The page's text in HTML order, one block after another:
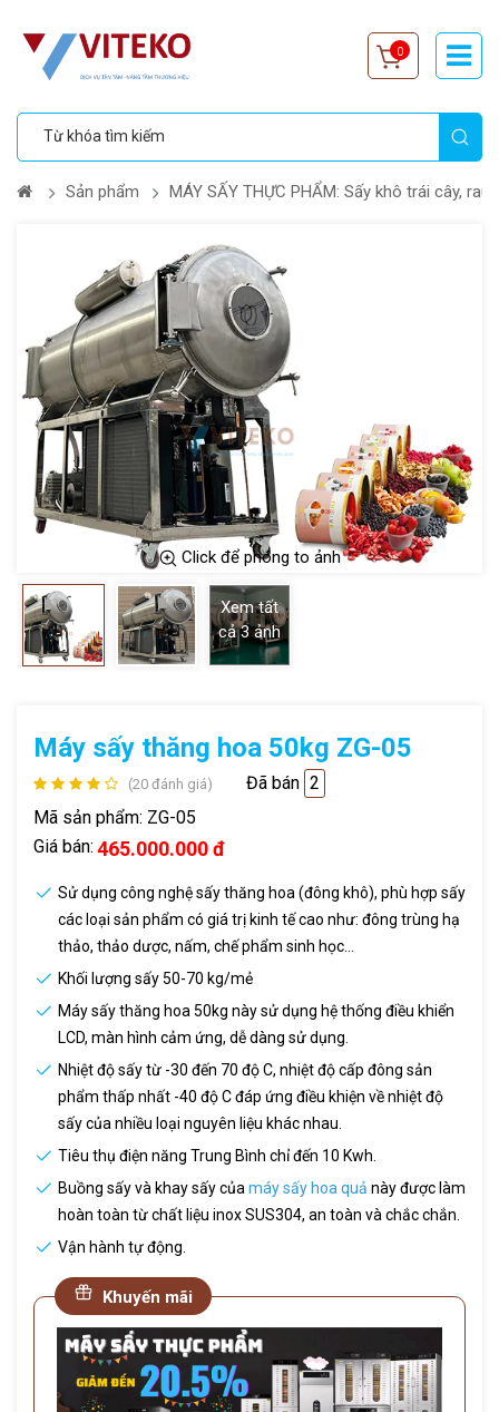
0
Sản phẩm MÁY SẤY THỰC PHẨM: Sấy khô trái cây, rau
Click để phóng to ảnh
Xem tất
cả3 ảnh
Máy sấy thăng hoa 50kg ZG-05
(20 đánh giá) Đã bán 2
Mã sản phẩm: ZG-05
Giá bán: 465.000.000 đ
Sử dụng công nghệ sấy thăng hoa (đông khô), phù hợp sấy
các loại sản phẩm có giá trị kinh tế cao như: đông trùng hạ
thảo, thảo dược, nấm, chế phẩm sinh học…
Khối lượng sấy 50-70 kg/mẻ
Máy sấy thăng hoa 50kg này sử dụng hệ thống điều khiển
LCD, màn hình cảm ứng, dễ dàng sử dụng.
Nhiệt độ sấy từ -30 đến 70 độ C, nhiệt độ cấp đông sản
phẩm thấp nhất -40 độ C đáp ứng điều khiện về nhiệt độ
sấy của nhiều loại nguyên liệu khác nhau.
Tiêu thụ điện năng Trung Bình chỉ đến 10 Kwh.
Buồng sấy và khay sấy của máy sấy hoa quả này được làm
hoàn toàn từ chất liệu inox SUS304, an toàn và chắc chắn.
Vận hành tự động.
Khuyến mãi